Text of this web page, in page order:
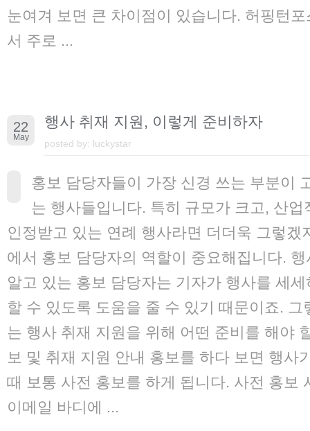
눈여겨 보면 큰 차이점이 있습니다. 허핑턴
서 주로 ...
22
May
행사 취재 지원, 이렇게 준비하자
posted by: luckystar
홍보 담당자들이 가장 신경 쓰는 부분이
는 행사들입니다. 특히 규모가 크고, 산업
인정받고 있는 연례 행사라면 더더욱 그렇겠
에서 홍보 담당자의 역할이 중요해집니다.
알고 있는 홍보 담당자는 기자가 행사를 세
할 수 있도록 도움을 줄 수 있기 때문이죠. 그
는 행사 취재 지원을 위해 어떤 준비를 해야
보 및 취재 지원 안내 홍보를 하다 보면 행사
때 보통 사전 홍보를 하게 됩니다. 사전 홍보
이메일 바디에 ...